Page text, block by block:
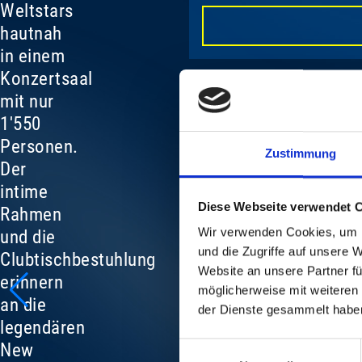
Zustimmung
Diese Webseite verwendet
Wir verwenden Cookies,
und die Zugriffe auf unsere
Website an unsere Partner
möglicherweise mit
der Dienste gesammelt
Weltstars
hautnah
in einem
Konzertsaal
mit nur
1'550
Personen.
Der
intime
Rahmen
und die
Clubtischbestuhlung
erinnern
an die
legendären
New